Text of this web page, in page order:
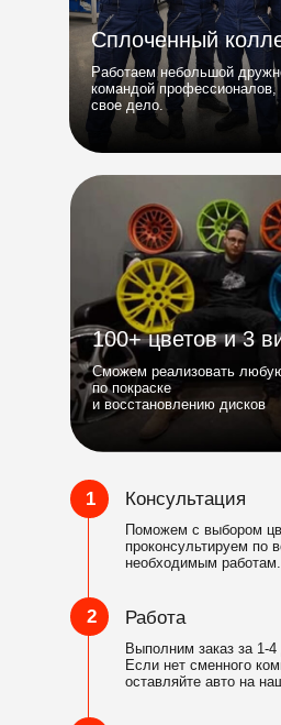
Сплоченный
Работаем небольшой
командой
свое дело.
100+ цветов и 3
Сможем реализовать
по покраске
и восстановлению дисков
1
2
Консультация
Поможем с выбором
проконсультируем по
необходимым работам.
Работа
Выполним заказ за 1-4
Если нет сменного
оставляйте авто на